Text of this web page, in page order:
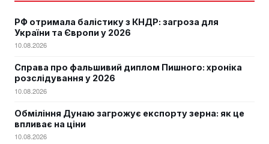
РФ отримала балістику з КНДР: загроза для
України та Європи у 2026
10.08.2026
Справа про фальшивий диплом Пишного: хроніка
розслідування у 2026
10.08.2026
Обміління Дунаю загрожує експорту зерна: як це
впливає на ціни
10.08.2026